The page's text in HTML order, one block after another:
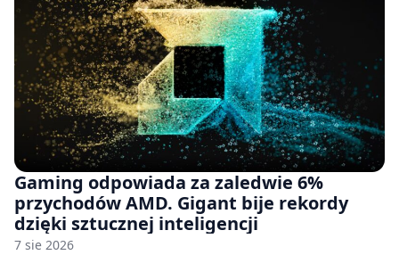
Gaming odpowiada za zaledwie 6%
przychodów AMD. Gigant bije rekordy
dzięki sztucznej inteligencji
7 sie 2026